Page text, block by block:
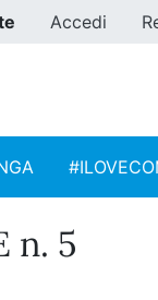
Accedi
n. 5